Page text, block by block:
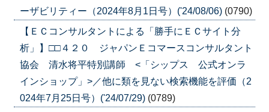
ーザビリティー（2024年8月1日号）('24/08/06) (0790)
【ＥＣコンサルタントによる「勝手にＥＣサイト分
析」】□□４２０ ジャパンＥコマースコンサルタント
協会 清水将平特別講師 <「シップス 公式オンラ
インショップ」>／他に類を見ない検索機能を評価（2
024年7月25日号）('24/07/29) (0789)